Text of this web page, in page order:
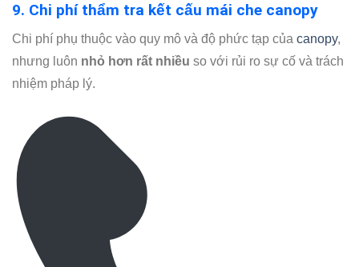
9. Chi phí thẩm tra kết cấu mái che canopy
Chi phí phụ thuộc vào quy mô và độ phức tạp của canopy,
nhưng luôn nhỏ hơn rất nhiều so với rủi ro sự cố và trách
nhiệm pháp lý.